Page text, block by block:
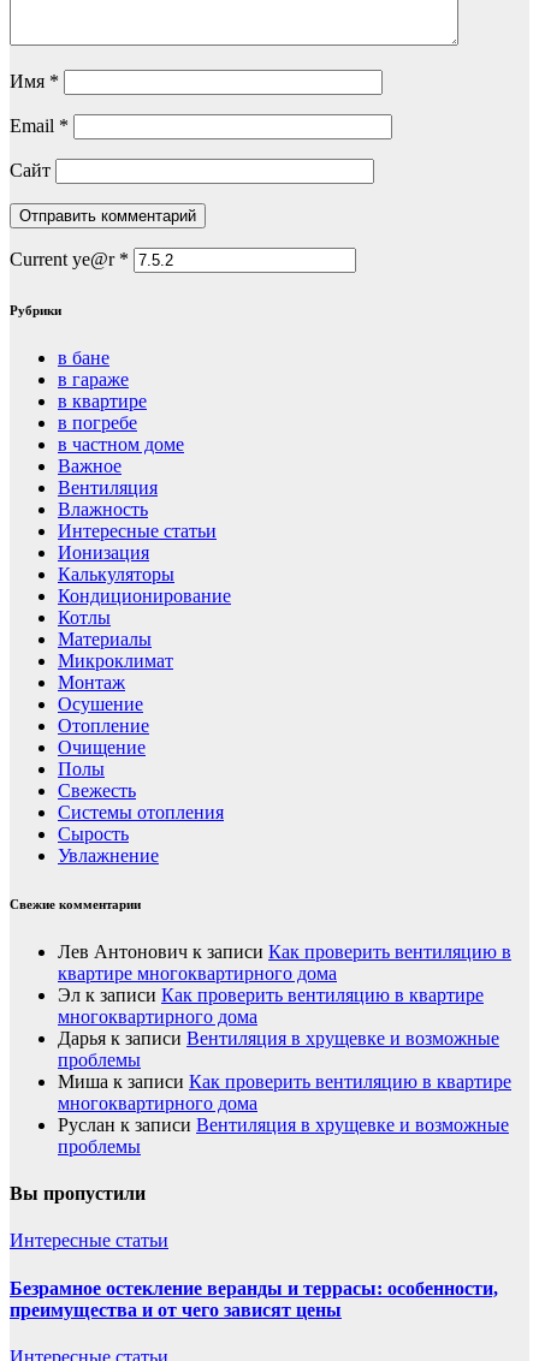
Имя *
Email *
Сайт
Current ye@r *
Рубрики
в бане
в гараже
в квартире
в погребе
в частном доме
Важное
Вентиляция
Влажность
Интересные статьи
Ионизация
Калькуляторы
Кондиционирование
Котлы
Материалы
Микроклимат
Монтаж
Осушение
Отопление
Очищение
Полы
Свежесть
Системы отопления
Сырость
Увлажнение
Свежие комментарии
Лев Антонович к записи Как проверить вентиляцию в
квартире многоквартирного дома
Эл к записи Как проверить вентиляцию в квартире
многоквартирного дома
Дарья к записи Вентиляция в хрущевке и возможные
проблемы
Миша к записи Как проверить вентиляцию в квартире
многоквартирного дома
Руслан к записи Вентиляция в хрущевке и возможные
проблемы
Вы пропустили
Интересные статьи
Безрамное остекление веранды и террасы: особенности,
преимущества и от чего зависят цены
Интересные статьи